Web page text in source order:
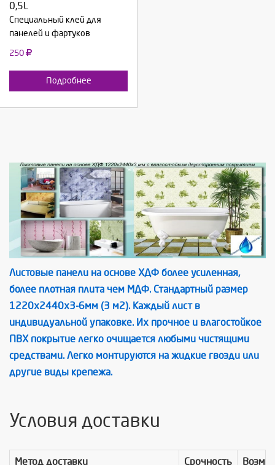
0,5L
Специальный клей для
панелей и фартуков
250
Подробнее
Листовые панели на основе ХДФ более усиленная,
более плотная плита чем МДФ. Стандартный размер
1220х2440х3-6мм (3 м2). Каждый лист в
индивидуальной упаковке. Их прочное и влагостойкое
ПВХ покрытие легко очищается любыми чистящими
средствами. Легко монтируются на жидкие гвозди или
другие виды крепежа.
Условия доставки
Метод доставки Срочность